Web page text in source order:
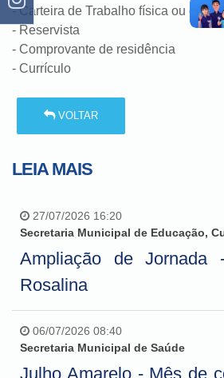
- Carteira de Trabalho física ou digital
- Reservista
- Comprovante de residência
- Currículo
VOLTAR
LEIA MAIS
27/07/2026 16:20
Secretaria Municipal de Educação,
Ampliação de Jornada
Rosalina
06/07/2026 08:40
Secretaria Municipal de Saúde
Julho Amarelo - Mês de